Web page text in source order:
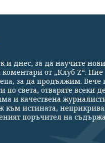
и днес, за да научите
от „Клуб Z“.
за да продължим. Вече
света, отваряте всеки
и качествена
към истината,
поръчител на